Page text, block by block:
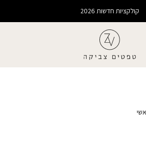
קולקציות חדשות 2026
Add